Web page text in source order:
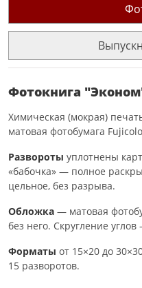
Фотокнига
Химическая (мокрая)
матовая фотобумага
Развороты уплотнены
«бабочка» — полное
цельное, без разрыва.
Обложка — матовая
без него. Скругление
Форматы от 15×20 до
15 разворотов.